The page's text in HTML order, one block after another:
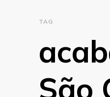
TAG
São